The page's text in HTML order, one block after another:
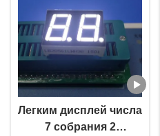
температуры
Легким дисплей числа
7 собрания 2